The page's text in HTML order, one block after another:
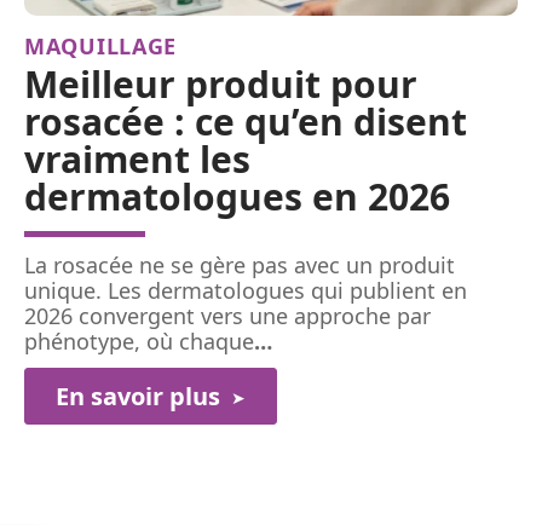
MAQUILLAGE
Meilleur produit pour
rosacée : ce qu’en disent
vraiment les
dermatologues en 2026
La rosacée ne se gère pas avec un produit
unique. Les dermatologues qui publient en
2026 convergent vers une approche par
phénotype, où chaque…
En savoir plus